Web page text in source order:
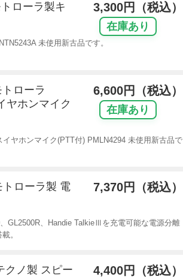
ローラ製キ
3,300円（税込）
在庫あり
未使用新古品です。
ローラ
ヤホンマイク
6,600円（税込）
在庫あり
ヤホンマイク(PTT付) PMLN4294 未使用新古品で
ローラ製 電
7,370円（税込）
GL2500R、Handie TalkieⅢを充電可能な電源分離
。
クノ製 スピー
4,400円（税込）